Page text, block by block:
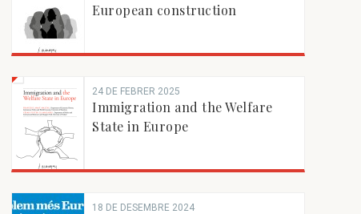
European construction
24 DE FEBRER 2025
Immigration and the Welfare
State in Europe
18 DE DESEMBRE 2024